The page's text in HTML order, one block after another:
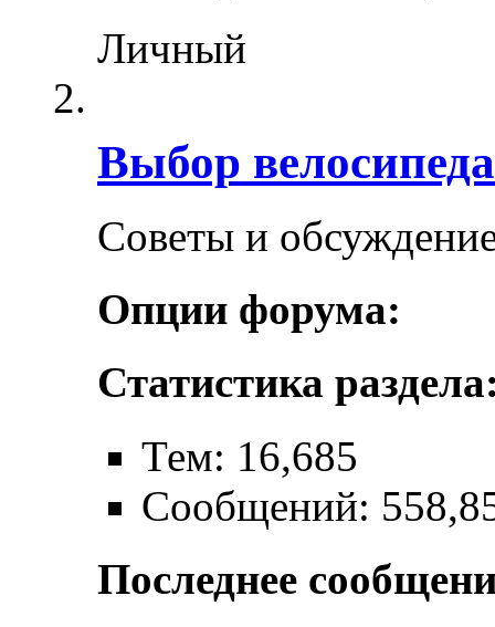
Личный
Выбор велосипеда
Советы и
Опции форума:
Статистика
Тем: 16,685
Сообщений:
Последнее